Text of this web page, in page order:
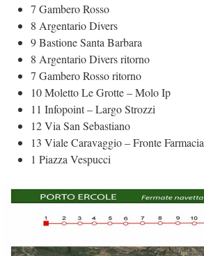
7 Gambero Rosso
8 Argentario Divers
9 Bastione Santa Barbara
8 Argentario Divers ritorno
7 Gambero Rosso ritorno
10 Moletto Le Grotte – Molo Ip
11 Infopoint – Largo Strozzi
12 Via San Sebastiano
13 Viale Caravaggio – Fronte Farmacia
1 Piazza Vespucci